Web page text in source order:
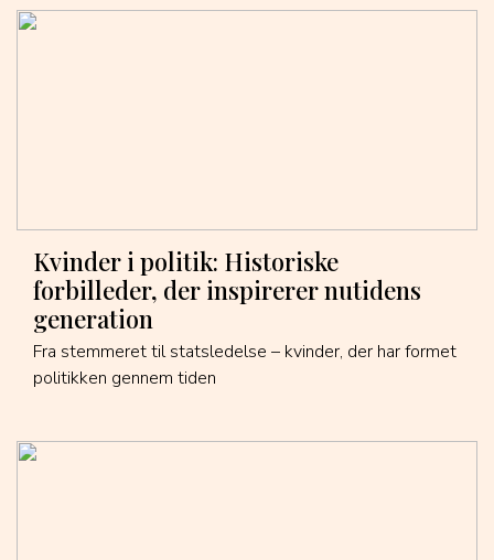
Kvinder i politik: Historiske
forbilleder, der inspirerer nutidens
generation
Fra stemmeret til statsledelse – kvinder, der har formet
politikken gennem tiden